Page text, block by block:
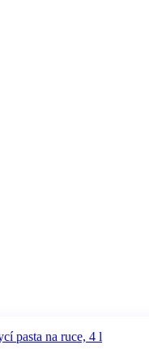
pasta na ruce, 4 l